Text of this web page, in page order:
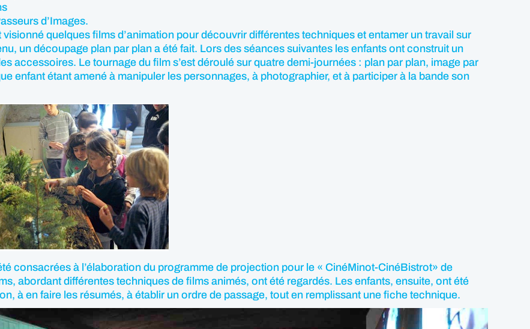
d’Images.
quelques films d’animation pour découvrir différentes techniques et entamer un travail sur
un découpage plan par plan a été fait. Lors des séances suivantes les enfants ont construit un
accessoires. Le tournage du film s’est déroulé sur quatre demi-journées : plan par plan, image par
enfant étant amené à manipuler les personnages, à photographier, et à participer à la bande son
consacrées à l’élaboration du programme de projection pour le « CinéMinot-CinéBistrot» de
abordant différentes techniques de films animés, ont été regardés. Les enfants, ensuite, ont été
à en faire les résumés, à établir un ordre de passage, tout en remplissant une fiche technique.